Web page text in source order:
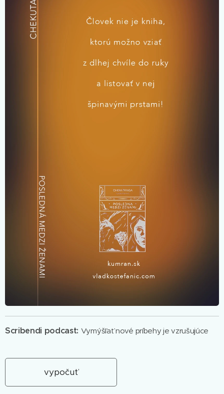
Scribendi podcast: Vymýšľať nové príbehy je vzrušujúce
vypočuť